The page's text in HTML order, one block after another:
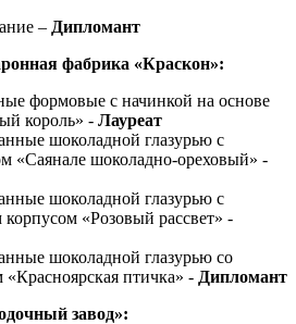
– Дипломант
фабрика «Краскон»:
формовые с начинкой на основе
король» - Лауреат
шоколадной глазурью с
«Саянале шоколадно-ореховый» -
шоколадной глазурью с
«Розовый рассвет» -
шоколадной глазурью со
птичка» - Дипломант
завод»: